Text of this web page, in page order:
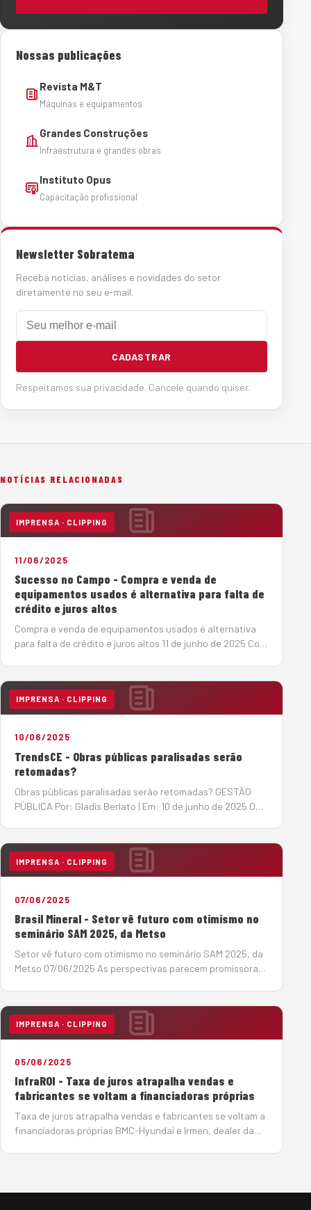
Nossas publicações
Revista M&T
Máquinas e equipamentos
Grandes Construções
Infraestrutura e grandes obras
Instituto Opus
Capacitação profissional
Newsletter Sobratema
Receba notícias, análises e novidades do setor
diretamente no seu e-mail.
E-mail
CADASTRAR
Respeitamos sua privacidade. Cancele quando quiser.
NOTÍCIAS RELACIONADAS
IMPRENSA · CLIPPING
11/06/2025
Sucesso no Campo - Compra e venda de
equipamentos usados é alternativa para falta de
crédito e juros altos
Compra e venda de equipamentos usados é alternativa
para falta de crédito e juros altos 11 de junho de 2025 Com
soluções de créd…
IMPRENSA · CLIPPING
10/06/2025
TrendsCE - Obras públicas paralisadas serão
retomadas?
Obras públicas paralisadas serão retomadas? GESTÃO
PÚBLICA Por: Gladis Berlato | Em: 10 de junho de 2025 O
paralisadas, algumas delas h&a…
IMPRENSA · CLIPPING
07/06/2025
Brasil Mineral - Setor vê futuro com otimismo no
seminário SAM 2025, da Metso
Setor vê futuro com otimismo no seminário SAM 2025, da
Metso 07/06/2025 As perspectivas parecem promissoras,
os investimentos devem somar R$ 1,02 tri…
IMPRENSA · CLIPPING
05/06/2025
InfraROI - Taxa de juros atrapalha vendas e
fabricantes se voltam a financiadoras próprias
Taxa de juros atrapalha vendas e fabricantes se voltam a
financiadoras próprias BMC-Hyundai e Irmen, dealer da